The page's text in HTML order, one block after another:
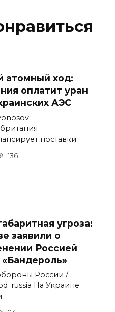
атомный ход:
оплатит уран
АЭС
поставки
136
угроза:
заявили о
Россией
«Бандероль»
России /
На Украине